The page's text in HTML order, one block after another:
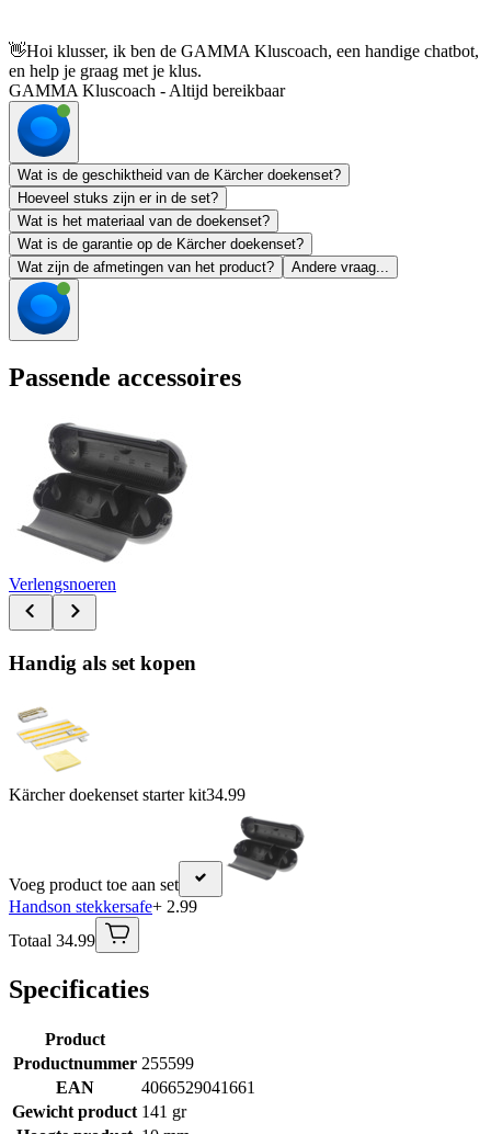
👋Hoi klusser, ik ben de GAMMA Kluscoach, een handige chatbot,
en help je graag met je klus.
GAMMA Kluscoach - Altijd bereikbaar
Wat is de geschiktheid van de Kärcher doekenset?
Hoeveel stuks zijn er in de set?
Wat is het materiaal van de doekenset?
Wat is de garantie op de Kärcher doekenset?
Wat zijn de afmetingen van het product?
Andere vraag...
Passende accessoires
Verlengsnoeren
Handig als set kopen
Kärcher doekenset starter kit34.99
Voeg product toe aan set
Handson stekkersafe+ 2.99
Totaal 34.99
Specificaties
Product
Productnummer 255599
EAN
4066529041661
Gewicht product 141 gr